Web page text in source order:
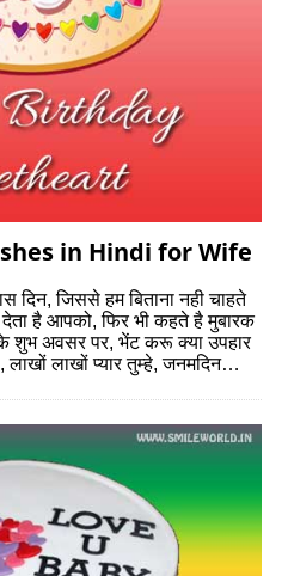
in Hindi for Wife
दिन, जिससे हम बिताना नही चाहते
है आपको, फिर भी कहते है मुबारक
शुभ अवसर पर, भेंट करू क्या उपहार
लाखों लाखों प्यार तुम्हे, जनमदिन…